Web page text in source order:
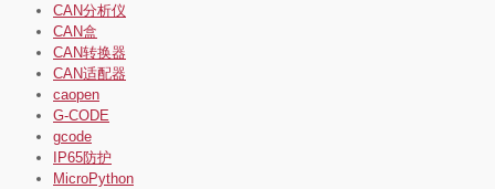
CAN分析仪
CAN盒
CAN转换器
CAN适配器
caopen
G-CODE
gcode
IP65防护
MicroPython